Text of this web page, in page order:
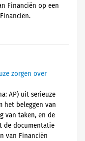
Financiën op een
zorgen over
AP) uit serieuze
het beleggen van
van taken, en de
de documentatie
van Financiën